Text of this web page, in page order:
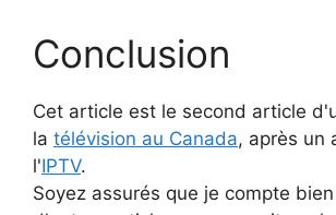
Conclusion
Cet article est le second article
la télévision au Canada, après un
l'IPTV.
Soyez assurés que je compte